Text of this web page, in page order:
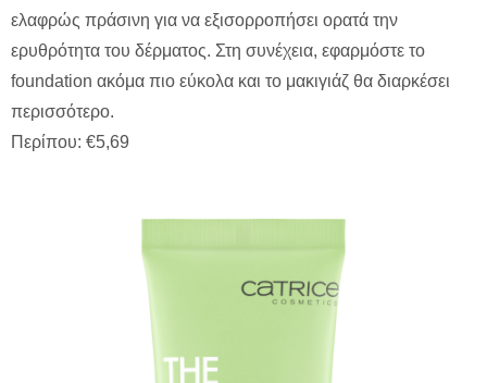
ελαφρώς πράσινη για να εξισορροπήσει ορατά την
ερυθρότητα του δέρματος. Στη συνέχεια, εφαρμόστε το
foundation ακόμα πιο εύκολα και το μακιγιάζ θα διαρκέσει
περισσότερο.
Περίπου: €5,69